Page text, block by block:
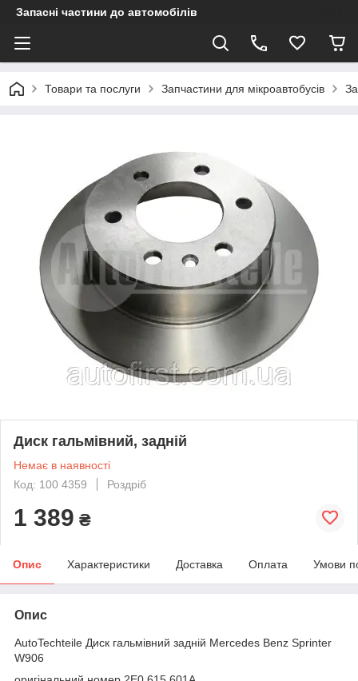
Запасні частини до автомобілів
Товари та послуги Запчастини для мікроавтобусів
Диск гальмівний, задній
Немає в наявності
Код: 100 4359
Роздріб
1 389 ₴
Опис Характеристики Доставка Оплата Умови
Опис
AutoTechteile Диск гальмівний задній Mercedes Benz Sprinter
W906